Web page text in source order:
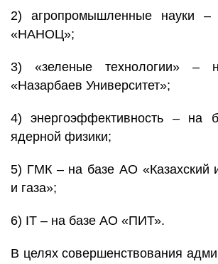
2) агропромышленные науки
«НАНОЦ»;
3) «зеленые технологии»
«Назарбаев Университет»;
4) энергоэффективность – на
ядерной физики;
5) ГМК – на базе АО «Казахский
и газа»;
6) IT – на базе АО «ПИТ».
В целях совершенствования